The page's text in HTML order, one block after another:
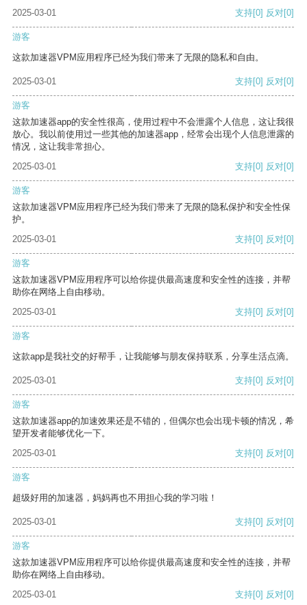
2025-03-01 支持[0] 反对[0]
游客
这款加速器VPM应用程序已经为我们带来了无限的隐私和自由。
2025-03-01 支持[0] 反对[0]
游客
这款加速器app的安全性很高，使用过程中不会泄露个人信息，这让我很
放心。我以前使用过一些其他的加速器app，经常会出现个人信息泄露的
情况，这让我非常担心。
2025-03-01
支持[0] 反对[0]
游客
这款加速器VPM应用程序已经为我们带来了无限的隐私保护和安全性保
护。
2025-03-01
支持[0] 反对[0]
游客
这款加速器VPM应用程序可以给你提供最高速度和安全性的连接，并帮
助你在网络上自由移动。
2025-03-01
支持[0] 反对[0]
游客
这款app是我社交的好帮手，让我能够与朋友保持联系，分享生活点滴。
2025-03-01 支持[0] 反对[0]
游客
这款加速器app的加速效果还是不错的，但偶尔也会出现卡顿的情况，希
望开发者能够优化一下。
2025-03-01
支持[0] 反对[0]
游客
超级好用的加速器，妈妈再也不用担心我的学习啦！
2025-03-01 支持[0] 反对[0]
游客
这款加速器VPM应用程序可以给你提供最高速度和安全性的连接，并帮
助你在网络上自由移动。
2025-03-01
支持[0] 反对[0]